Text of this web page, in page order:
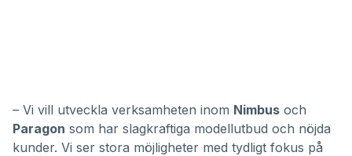
– Vi vill utveckla verksamheten inom Nimbus och
Paragon som har slagkraftiga modellutbud och nöjda
kunder. Vi ser stora möjligheter med tydligt fokus på